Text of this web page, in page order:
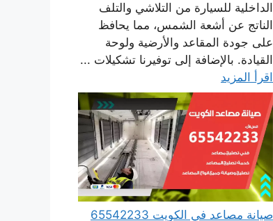
الداخلية للسيارة من التلاشي والتلف
الناتج عن أشعة الشمس، مما يحافظ
على جودة المقاعد والأرضية ولوحة
القيادة. بالإضافة إلى توفيرنا تشكيلات ...
اقرأ المزيد
صيانة مصاعد في الكويت 65542233